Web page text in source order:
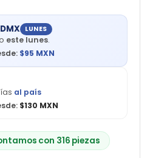
LUNES
este lunes.
$95 MXN
al país
$130 MXN
con 316 piezas